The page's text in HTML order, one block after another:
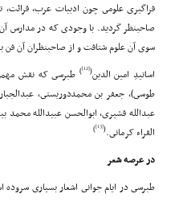
فراگیرى علومى چون ادبیات عرب،
صاحبنظر گردید. با وجودى که در مدارس آن
سوى آن علوم شتافت و از صاحبنظران آن فن
اساتیدِ امین الدین(
[12]
) طبرسى که نقش
طوسى)، جعفر بن محمددوریستى،
عبدالله قشیرى، ابوالحسن عبیدالله
القراء کرمانى.(
[13]
)
در عرصه شعر
طبرسى در ایام جوانى اشعار بسیارى